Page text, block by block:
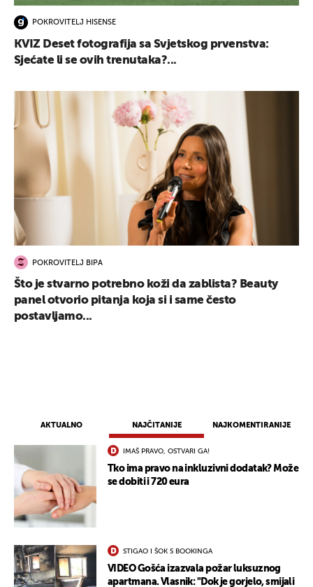
AKTUALNO NAJČITANIJE NAJKOMENTIRANIJE
IMAŠ PRAVO, OSTVARI GA!
Tko ima pravo na inkluzivni dodatak? Može
se dobiti i 720 eura
STIGAO I ŠOK S BOOKINGA
VIDEO Gošća izazvala požar luksuznog
apartmana. Vlasnik: "Dok je gorjelo, smijali
POKROVITELJ HISENSE
KVIZ Deset fotografija sa Svjetskog prvenstva:
Sjećate li se ovih trenutaka?...
POKROVITELJ BIPA
Što je stvarno potrebno koži da zablista? Beauty
panel otvorio pitanja koja si i same često
postavljamo...